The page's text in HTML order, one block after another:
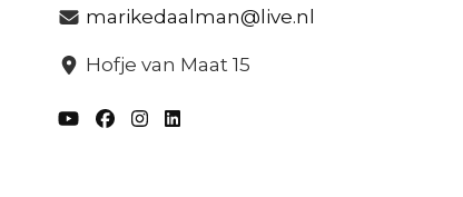
marikedaalman@live.nl
Hofje van Maat 15